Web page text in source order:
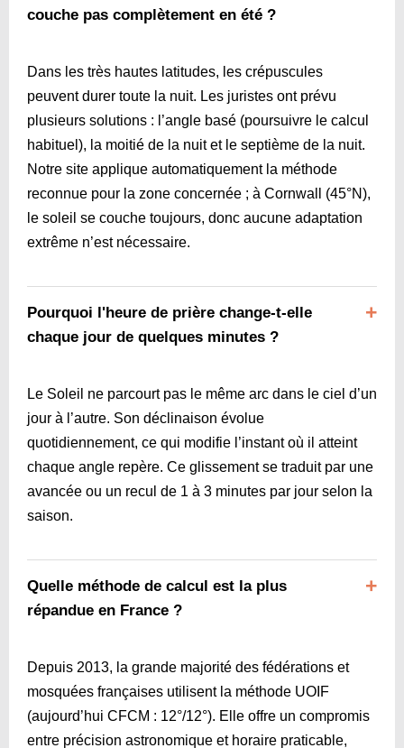
couche pas complètement en été ?
Dans les très hautes latitudes, les crépuscules
peuvent durer toute la nuit. Les juristes ont prévu
plusieurs solutions : l’angle basé (poursuivre le calcul
habituel), la moitié de la nuit et le septième de la nuit.
Notre site applique automatiquement la méthode
reconnue pour la zone concernée ; à Cornwall (45°N),
le soleil se couche toujours, donc aucune adaptation
extrême n’est nécessaire.
Pourquoi l'heure de prière change-t-elle
chaque jour de quelques minutes ?
Le Soleil ne parcourt pas le même arc dans le ciel d’un
jour à l’autre. Son déclinaison évolue
quotidiennement, ce qui modifie l’instant où il atteint
chaque angle repère. Ce glissement se traduit par une
avancée ou un recul de 1 à 3 minutes par jour selon la
saison.
Quelle méthode de calcul est la plus
répandue en France ?
Depuis 2013, la grande majorité des fédérations et
mosquées françaises utilisent la méthode UOIF
(aujourd’hui CFCM : 12°/12°). Elle offre un compromis
entre précision astronomique et horaire praticable,